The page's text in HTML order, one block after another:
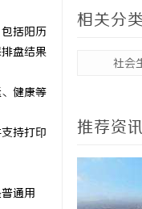
括阳历
盘结果
健康等
持打印
通用
相关分类
社会
推荐资